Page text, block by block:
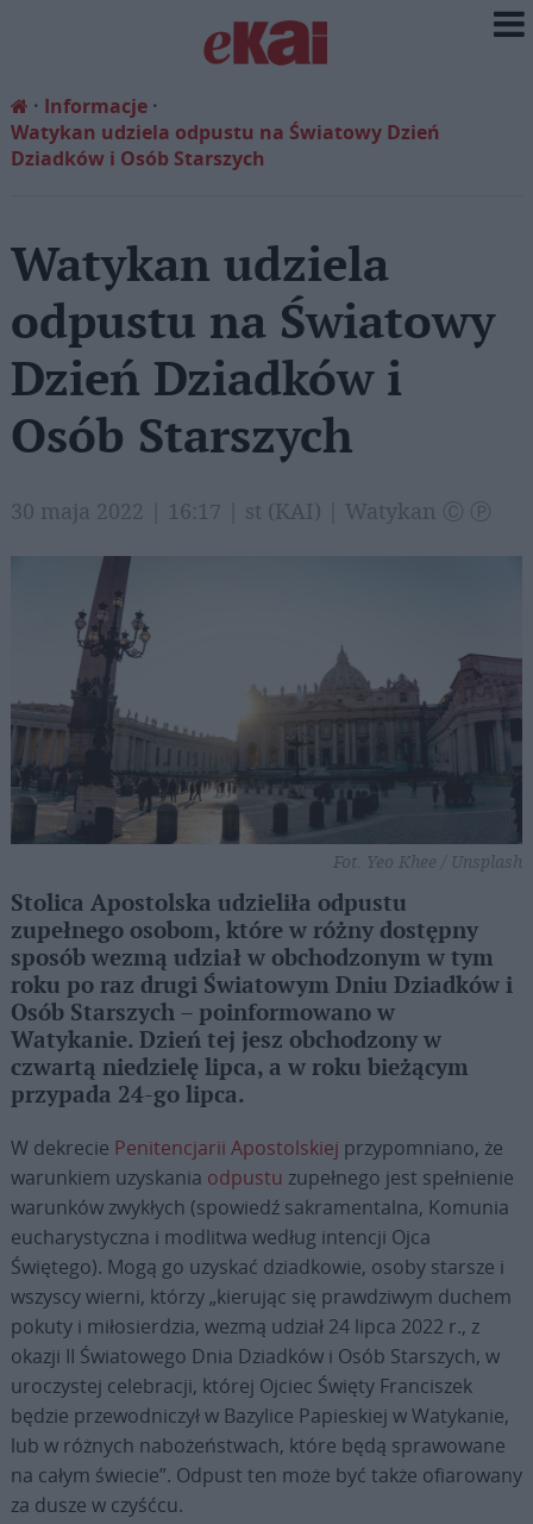
Informacje
Watykan udziela odpustu na Światowy Dzień
Dziadków i Osób Starszych
Watykan udziela
odpustu na Światowy
Dzień Dziadków i
Osób Starszych
30 maja 2022 | 16:17 | st (KAI) | Watykan Ⓒ Ⓟ
Fot. Yeo Khee / Unsplash
Stolica Apostolska udzieliła odpustu
zupełnego osobom, które w różny dostępny
sposób wezmą udział w obchodzonym w tym
roku po raz drugi Światowym Dniu Dziadków i
Osób Starszych – poinformowano w
Watykanie. Dzień tej jesz obchodzony w
czwartą niedzielę lipca, a w roku bieżącym
przypada 24-go lipca.
W dekrecie Penitencjarii Apostolskiej przypomniano, że
warunkiem uzyskania odpustu zupełnego jest spełnienie
warunków zwykłych (spowiedź sakramentalna, Komunia
eucharystyczna i modlitwa według intencji Ojca
Świętego). Mogą go uzyskać dziadkowie, osoby starsze i
wszyscy wierni, którzy „kierując się prawdziwym duchem
pokuty i miłosierdzia, wezmą udział 24 lipca 2022 r., z
okazji II Światowego Dnia Dziadków i Osób Starszych, w
uroczystej celebracji, której Ojciec Święty Franciszek
będzie przewodniczył w Bazylice Papieskiej w Watykanie,
lub w różnych nabożeństwach, które będą sprawowane
na całym świecie”. Odpust ten może być także ofiarowany
za dusze w czyśćcu.